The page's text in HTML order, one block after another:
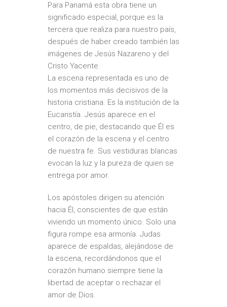
Para Panamá esta obra tiene un
significado especial, porque es la
tercera que realiza para nuestro país,
después de haber creado también las
imágenes de Jesús Nazareno y del
Cristo Yacente.
La escena representada es uno de
los momentos más decisivos de la
historia cristiana. Es la institución de la
Eucaristía. Jesús aparece en el
centro, de pie, destacando que Él es
el corazón de la escena y el centro
de nuestra fe. Sus vestiduras blancas
evocan la luz y la pureza de quien se
entrega por amor.
Los apóstoles dirigen su atención
hacia Él, conscientes de que están
viviendo un momento único. Solo una
figura rompe esa armonía. Judas
aparece de espaldas, alejándose de
la escena, recordándonos que el
corazón humano siempre tiene la
libertad de aceptar o rechazar el
amor de Dios.